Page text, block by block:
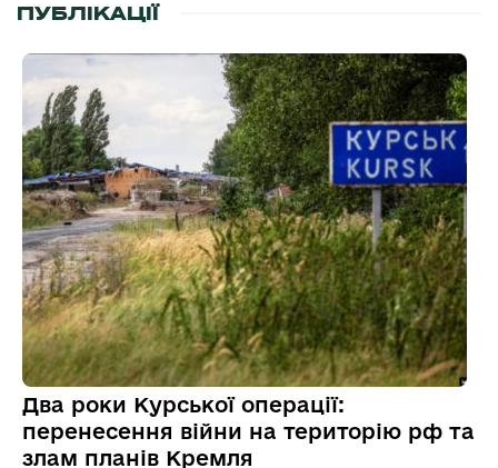
ПУБЛІКАЦІЇ
Два роки Курської операції:
перенесення війни на територію рф та
злам планів Кремля